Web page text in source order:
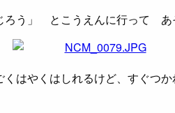
う」 とこうえんに行って あ
やくはしれるけど、すぐつか